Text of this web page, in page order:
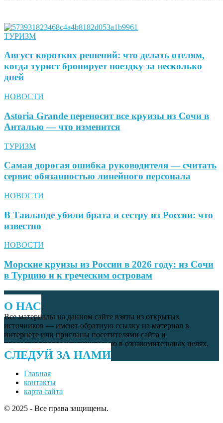
ТУРИЗМ
Август коротких решений: что делать отелям,
когда турист бронирует поездку за несколько
дней
НОВОСТИ
Astoria Grande переносит все круизы из Сочи в
Анталью — что изменится
ТУРИЗМ
Самая дорогая ошибка руководителя — считать
сервис обязанностью линейного персонала
НОВОСТИ
В Таиланде убили брата и сестру из России: что
известно
НОВОСТИ
Морские круизы из России в 2026 году: из Сочи
в Турцию и к греческим островам
О НАС
Все материалы на данном сайте взяты из открытых
источников — имеют обратную ссылку на материал в
интернете или присланы посетителями сайта и
предоставляются исключительно в ознакомительных целях.
СЛЕДУЙ ЗА НАМИ
Главная
контакты
карта сайта
© 2025 - Все права защищены.